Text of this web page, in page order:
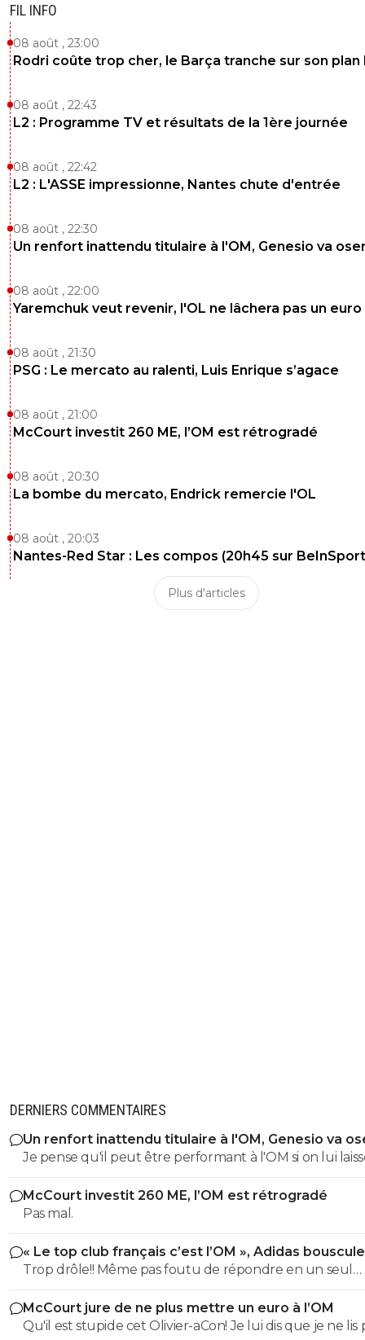
FIL INFO
08 août , 23:00
Rodri coûte trop cher, le Barça tranche sur son plan
08 août , 22:43
L2 : Programme TV et résultats de la 1ère journée
08 août , 22:42
L2 : L'ASSE impressionne, Nantes chute d'entrée
08 août , 22:30
Un renfort inattendu titulaire à l'OM, Genesio va
08 août , 22:00
Yaremchuk veut revenir, l'OL ne lâchera pas un euro
08 août , 21:30
PSG : Le mercato au ralenti, Luis Enrique s’agace
08 août , 21:00
McCourt investit 260 ME, l’OM est rétrogradé
08 août , 20:30
La bombe du mercato, Endrick remercie l'OL
08 août , 20:03
Nantes-Red Star : Les compos (20h45 sur
Plus d'articles
DERNIERS COMMENTAIRES
Un renfort inattendu titulaire à l'OM, Genesio va
Je pense qu'il peut être performant à l'OM si on lui
temps.
McCourt investit 260 ME, l’OM est rétrogradé
Pas mal.
« Le top club français c’est l’OM », Adidas
PSG
Trop drôle!! Même pas foutu de répondre en un seul
message. Il perd tout ses moyens le poussin.
McCourt jure de ne plus mettre un euro à l’OM
Qu'il est stupide cet Olivier-aCon! Je lui dis que je ne lis